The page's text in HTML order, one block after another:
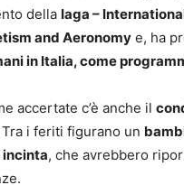
della Iaga –
and Aeronomy e, ha
in Italia, come
accertate c’è anche il
i feriti figurano un
, che avrebbero